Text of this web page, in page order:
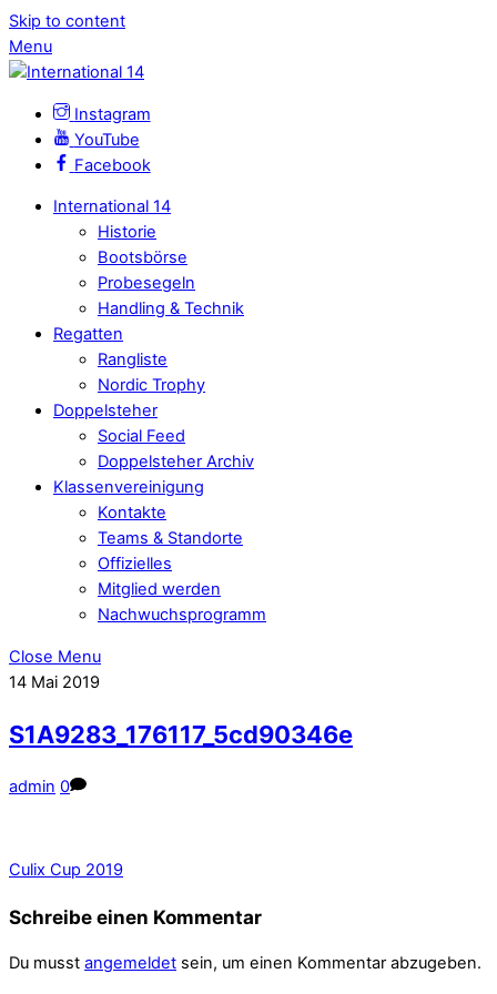
Skip to content
Menu
Instagram
YouTube
Facebook
International 14
Historie
Bootsbörse
Probesegeln
Handling & Technik
Regatten
Rangliste
Nordic Trophy
Doppelsteher
Social Feed
Doppelsteher Archiv
Klassenvereinigung
Kontakte
Teams & Standorte
Offizielles
Mitglied werden
Nachwuchsprogramm
Close Menu
14 Mai 2019
S1A9283_176117_5cd90346e
admin 0
Culix Cup 2019
Schreibe einen Kommentar
Du musst angemeldet sein, um einen Kommentar abzugeben.